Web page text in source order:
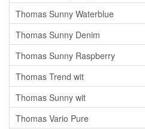
Thomas Sunny Waterblue
Thomas Sunny Denim
Thomas Sunny Raspberry
Thomas Trend wit
Thomas Sunny wit
Thomas Vario Pure